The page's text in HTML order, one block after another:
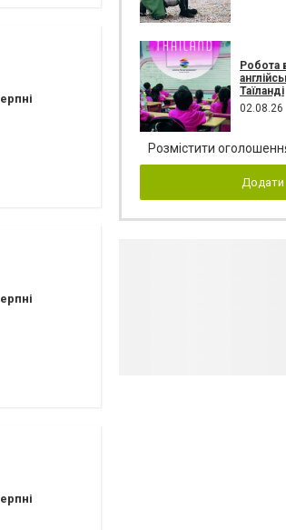
Робота
Таїланді
02.08.26
Розмістити
Додати